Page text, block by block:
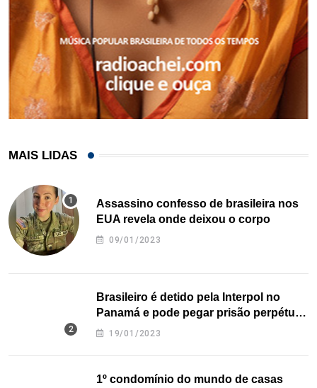
MAIS LIDAS
Assassino confesso de brasileira nos
EUA revela onde deixou o corpo
09/01/2023
Brasileiro é detido pela Interpol no
Panamá e pode pegar prisão perpétua
nos EUA
19/01/2023
1º condomínio do mundo de casas